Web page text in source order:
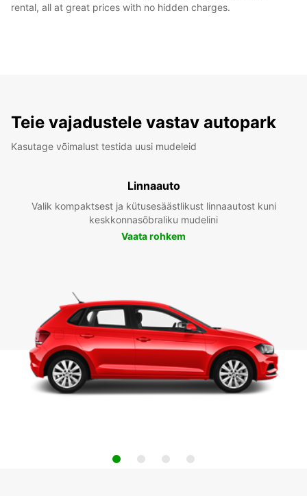
rental, all at great prices with no hidden charges.
Teie vajadustele vastav autopark
Kasutage võimalust testida uusi mudeleid
Linnaauto
Valik kompaktsest ja kütusesäästlikust linnaautost kuni
keskkonnasõbraliku mudelini
Vaata rohkem